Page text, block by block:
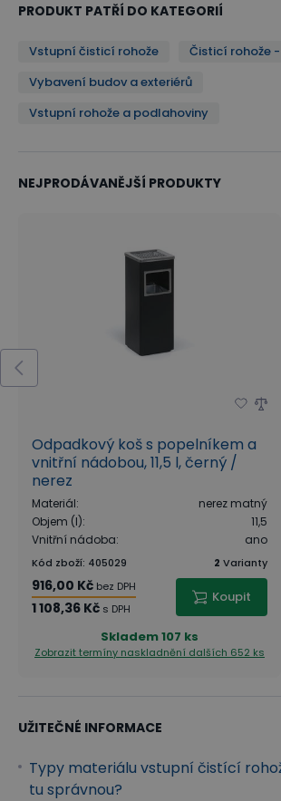
PRODUKT PATŘÍ DO KATEGORIÍ
Vstupní čisticí rohože
Čisticí rohože
Vybavení budov a exteriérů
Vstupní rohože a podlahoviny
NEJPRODÁVANĚJŠÍ PRODUKTY
Odpadkový koš s popelníkem a
vnitřní nádobou, 11,5 l, černý /
nerez
Materiál:
nerez matný
Objem (l):
11,5
Vnitřní nádoba: ano
Kód zboží: 405029 2 Varianty
916,00 Kč bez DPH
1 108,36 Kč s DPH
Koupit
Skladem107 ks
Zobrazit termíny naskladnění dalších 652 ks
UŽITEČNÉ INFORMACE
Typy materiálu vstupní čistící
tu správnou?